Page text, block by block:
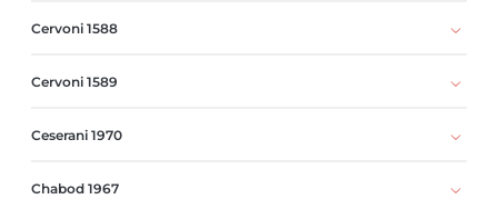
Cervoni 1588
Cervoni 1589
Ceserani 1970
Chabod 1967